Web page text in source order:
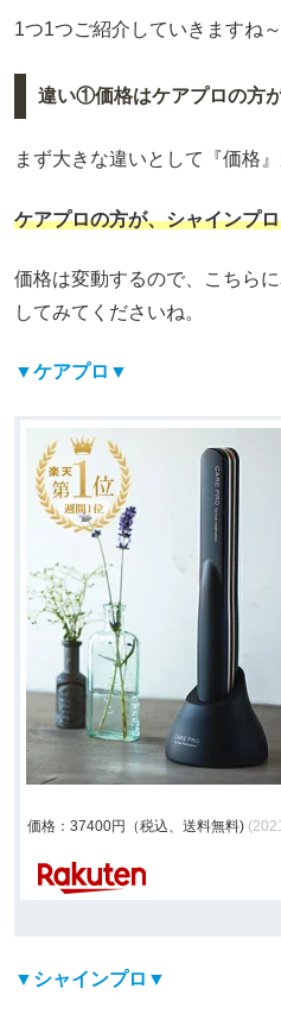
1つ1つご紹介していきますね～
違い①価格はケアプロの方
まず大きな違いとして『価格
ケアプロの方が、シャインプ
価格は変動するので、こちら
してみてくださいね。
▼ケアプロ▼
価格：37400円（税込、送料無料)
▼シャインプロ▼